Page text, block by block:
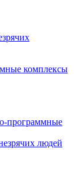
комплексы
программные
людей